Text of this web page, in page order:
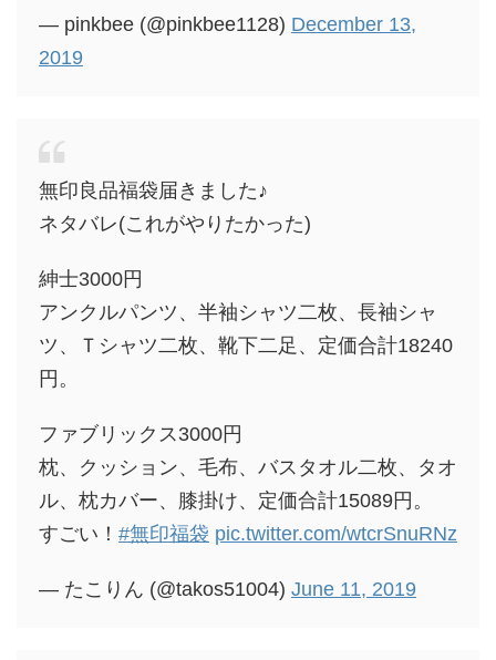
— pinkbee (@pinkbee1128) December 13,
2019
無印良品福袋届きました♪
ネタバレ(これがやりたかった)
紳士3000円
アンクルパンツ、半袖シャツ二枚、長袖シャ
ツ、Ｔシャツ二枚、靴下二足、定価合計18240
円。
ファブリックス3000円
枕、クッション、毛布、バスタオル二枚、タオ
ル、枕カバー、膝掛け、定価合計15089円。
すごい！ #無印福袋 pic.twitter.com/wtcrSnuRNz
— たこりん (@takos51004) June 11, 2019